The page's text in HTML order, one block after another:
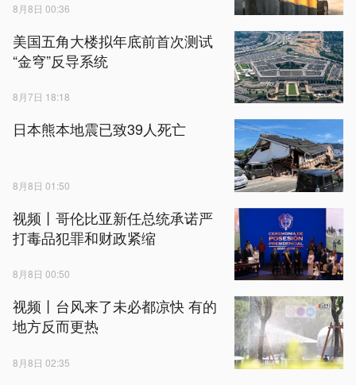
8月8日 00:36
美国五角大楼拟年底前首次测试
“金穹”反导系统
8月7日 18:18
日本熊本地震已致39人死亡
8月8日 01:50
视频丨哥伦比亚新任总统承诺严
打毒品犯罪和财政紧缩
8月8日 00:50
视频丨台风来了未必都凉快 有的
地方反而更热
8月8日 02:35